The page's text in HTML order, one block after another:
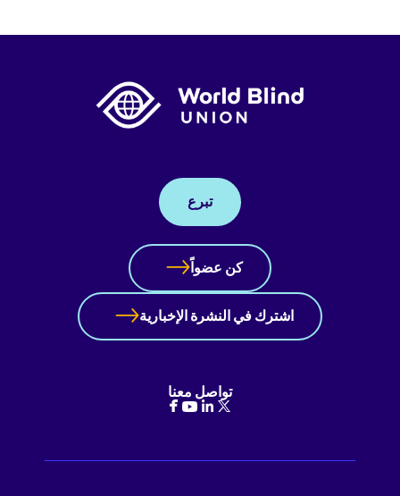
تبرع
كن عضواً
اشترك في النشرة الإخبارية
تواصل معنا